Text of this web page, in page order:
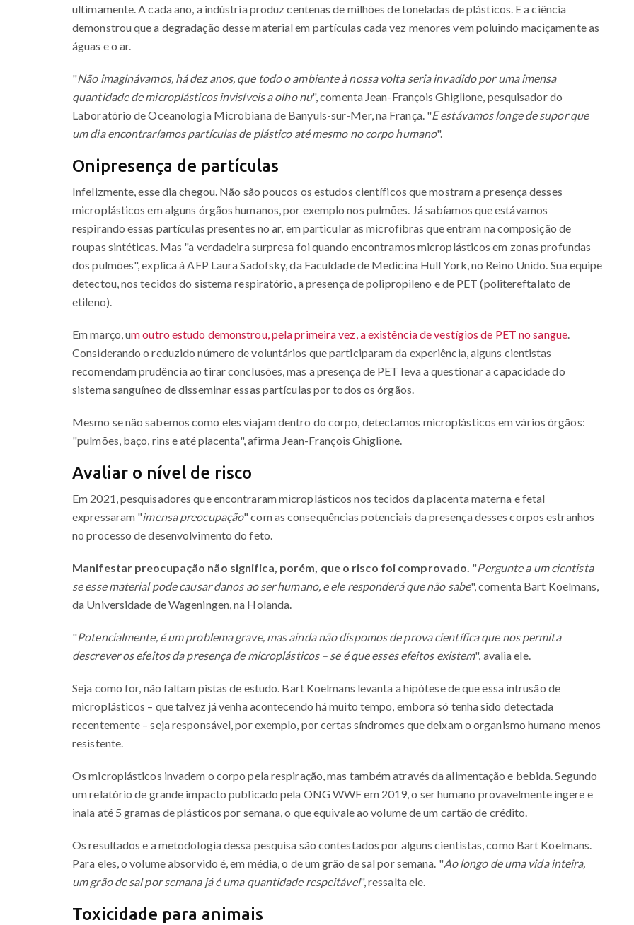
ultimamente. A cada ano, a indústria produz centenas de milhões de toneladas de plásticos. E a ciência
demonstrou que a degradação desse material em partículas cada vez menores vem poluindo maciçamente as
águas e o ar.
"Não imaginávamos, há dez anos, que todo o ambiente à nossa volta seria invadido por uma imensa
quantidade de microplásticos invisíveis a olho nu", comenta Jean-François Ghiglione, pesquisador do
Laboratório de Oceanologia Microbiana de Banyuls-sur-Mer, na França. "E estávamos longe de supor que
um dia encontraríamos partículas de plástico até mesmo no corpo humano".
Onipresença de partículas
Infelizmente, esse dia chegou. Não são poucos os estudos científicos que mostram a presença desses
microplásticos em alguns órgãos humanos, por exemplo nos pulmões. Já sabíamos que estávamos
respirando essas partículas presentes no ar, em particular as microfibras que entram na composição de
roupas sintéticas. Mas "a verdadeira surpresa foi quando encontramos microplásticos em zonas profundas
dos pulmões", explica à AFP Laura Sadofsky, da Faculdade de Medicina Hull York, no Reino Unido. Sua equipe
detectou, nos tecidos do sistema respiratório, a presença de polipropileno e de PET (politereftalato de
etileno).
Em março, um outro estudo demonstrou, pela primeira vez, a existência de vestígios de PET no sangue.
Considerando o reduzido número de voluntários que participaram da experiência, alguns cientistas
recomendam prudência ao tirar conclusões, mas a presença de PET leva a questionar a capacidade do
sistema sanguíneo de disseminar essas partículas por todos os órgãos.
Mesmo se não sabemos como eles viajam dentro do corpo, detectamos microplásticos em vários órgãos:
"pulmões, baço, rins e até placenta", afirma Jean-François Ghiglione.
Avaliar o nível de risco
Em 2021, pesquisadores que encontraram microplásticos nos tecidos da placenta materna e fetal
expressaram "imensa preocupação" com as consequências potenciais da presença desses corpos estranhos
no processo de desenvolvimento do feto.
Manifestar preocupação não significa, porém, que o risco foi comprovado. "Pergunte a um cientista
se esse material pode causar danos ao ser humano, e ele responderá que não sabe", comenta Bart Koelmans,
da Universidade de Wageningen, na Holanda.
"Potencialmente, é um problema grave, mas ainda não dispomos de prova científica que nos permita
descrever os efeitos da presença de microplásticos – se é que esses efeitos existem", avalia ele.
Seja como for, não faltam pistas de estudo. Bart Koelmans levanta a hipótese de que essa intrusão de
microplásticos – que talvez já venha acontecendo há muito tempo, embora só tenha sido detectada
recentemente – seja responsável, por exemplo, por certas síndromes que deixam o organismo humano menos
resistente.
Os microplásticos invadem o corpo pela respiração, mas também através da alimentação e bebida. Segundo
um relatório de grande impacto publicado pela ONG WWF em 2019, o ser humano provavelmente ingere e
inala até 5 gramas de plásticos por semana, o que equivale ao volume de um cartão de crédito.
Os resultados e a metodologia dessa pesquisa são contestados por alguns cientistas, como Bart Koelmans.
Para eles, o volume absorvido é, em média, o de um grão de sal por semana. "Ao longo de uma vida inteira,
um grão de sal por semana já é uma quantidade respeitável", ressalta ele.
Toxicidade para animais